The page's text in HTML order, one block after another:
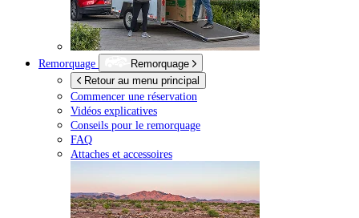
Remorquage
Remorquage
Retour au menu principal
Commencer une réservation
Vidéos explicatives
Conseils pour le remorquage
FAQ
Attaches et accessoires